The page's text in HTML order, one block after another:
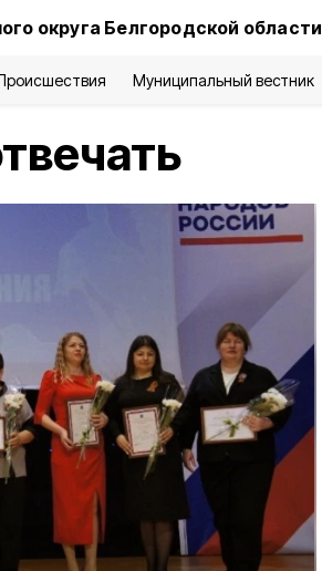
округа Белгородской области
Муниципальный вестник